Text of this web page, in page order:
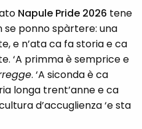
Napule Pride 2026 tene
se ponno spàrtere: una
e n’ata ca fa storia e ca
‘A primma è semprice e
. ‘A siconda è ca
longa trent’anne e ca
d’accuglienza ‘e sta